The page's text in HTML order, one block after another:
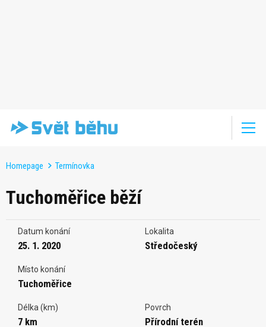
Homepage Termínovka
Tuchoměřice běží
Datum konání
25. 1. 2020
Lokalita
Středočeský
Místo konání
Tuchoměřice
Délka (km)
7 km
Povrch
Přírodní terén